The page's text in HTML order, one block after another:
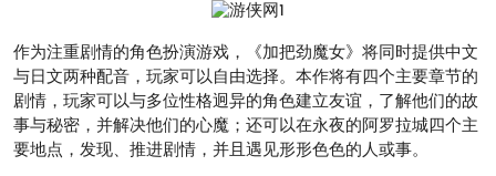
作为注重剧情的角色扮演游戏，《加把劲魔女》将同时提供中文
与日文两种配音，玩家可以自由选择。本作将有四个主要章节的
剧情，玩家可以与多位性格迥异的角色建立友谊，了解他们的故
事与秘密，并解决他们的心魔；还可以在永夜的阿罗拉城四个主
要地点，发现、推进剧情，并且遇见形形色色的人或事。